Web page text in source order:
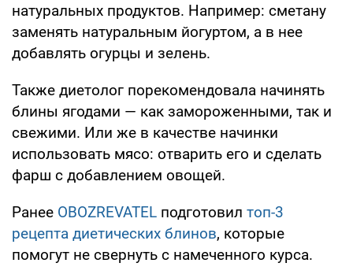
натуральных продуктов. Например: сметану
заменять натуральным йогуртом, а в нее
добавлять огурцы и зелень.
Также диетолог порекомендовала начинять
блины ягодами — как замороженными, так и
свежими. Или же в качестве начинки
использовать мясо: отварить его и сделать
фарш с добавлением овощей.
Ранее OBOZREVATEL подготовил топ-3
рецепта диетических блинов, которые
помогут не свернуть с намеченного курса.